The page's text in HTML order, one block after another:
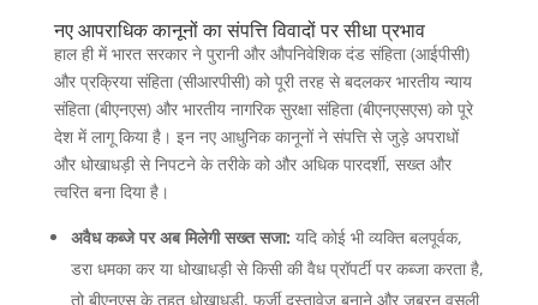
नए आपराधिक कानूनों का संपत्ति विवादों पर सीधा प्रभाव
हाल ही में भारत सरकार ने पुरानी और औपनिवेशिक दंड संहिता (आईपीसी)
और प्रक्रिया संहिता (सीआरपीसी) को पूरी तरह से बदलकर भारतीय न्याय
संहिता (बीएनएस) और भारतीय नागरिक सुरक्षा संहिता (बीएनएसएस) को पूरे
देश में लागू किया है। इन नए आधुनिक कानूनों ने संपत्ति से जुड़े अपराधों
और धोखाधड़ी से निपटने के तरीके को और अधिक पारदर्शी, सख्त और
त्वरित बना दिया है।
अवैध कब्जे पर अब मिलेगी सख्त सजा: यदि कोई भी व्यक्ति बलपूर्वक,
डरा धमका कर या धोखाधड़ी से किसी की वैध प्रॉपर्टी पर कब्जा करता है,
तो बीएनएस के तहत धोखाधड़ी, फर्जी दस्तावेज बनाने और जबरन वसूली